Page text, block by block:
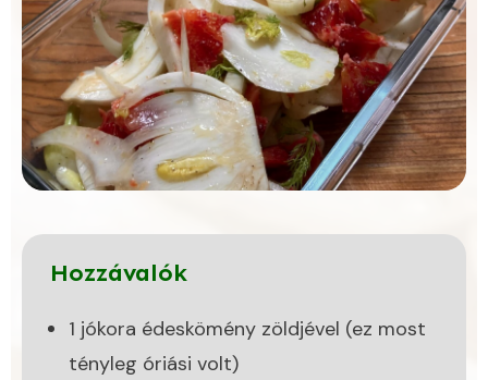
Hozzávalók
1 jókora édeskömény zöldjével (ez most
tényleg óriási volt)